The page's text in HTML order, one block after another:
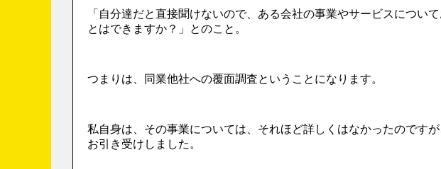
「自分達だと直接聞けないので、ある会社の事業やサービスについ
とはできますか？」とのこと。
つまりは、同業他社への覆面調査ということになります。
私自身は、その事業については、それほど詳しくはなかったのです
お引き受けしました。